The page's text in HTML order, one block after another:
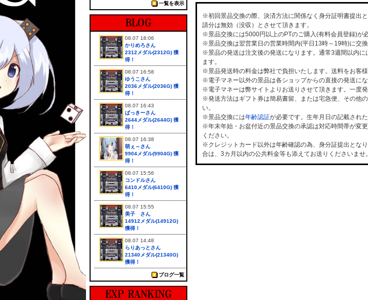
※初回景品交換の際、決済方法に関係なく身分証明書提出
請分は無効（没収）とさせて頂きます。
※景品交換には5000円以上のPTのご購入(有料会員登録)が
※景品交換は翌営業日の営業時間内(平日13時～19時)に交換
※景品の発送は注文後の発送になります。通常3週間以内
ます。
※景品発送時の料金は弊社で負担いたします。送料をお客
※電子マネー以外の景品は各ショップからの直接の発送に
※電子マネーは弊サイトよりお送りさせて頂きます。一度
※発送方法はギフト券は簡易書留、または宅急便、その他
い。
※景品交換には年齢認証が必要です。生年月日の記載され
※年末年始・お盆付近の景品交換の承認は対応時間帯が変
ください。
※クレジットカード以外は年齢確認の為、身分証提出とな
合は、3カ月以内の公共料金等も添えてお送りくださいませ。
一覧を表示
08.07 18:06
かりめろさん
2312メダル(2312G) 獲
得！
08.07 16:58
ゆうこさん
2036メダル(2036G) 獲
得！
08.07 16:43
ぱっきーさん
2644メダル(2644G) 獲
得！
08.07 16:38
萌ぇ～さん
9904メダル(9904G) 獲
得！
08.07 15:56
コンドルさん
6410メダル(6410G) 獲
得！
08.07 15:55
美子 さん
14912メダル(14912G)
獲得！
08.07 14:48
らりあっとさん
21340メダル(21340G)
獲得！
ブログ一覧